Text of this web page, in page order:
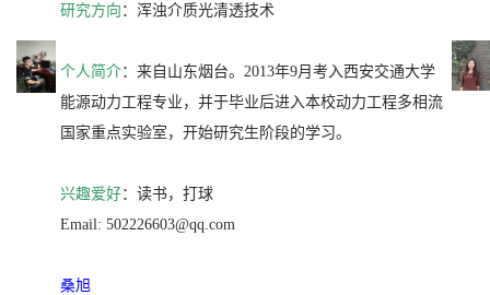
研究方向 ：浑浊介质光清透技术
个人简介：来自山东烟台。2013年9月考入西安交通大学
能源动力工程专业，并于毕业后进入本校动力工程多相流
国家重点实验室，开始研究生阶段的学习。
兴趣爱好：读书，打球
Email: 502226603@qq.com
桑旭